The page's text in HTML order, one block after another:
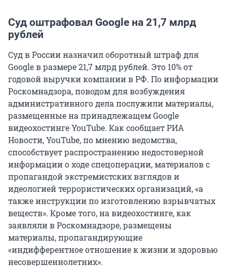
Суд оштрафовал Google на 21,7 млрд
рублей
Суд в России назначил оборотный штраф для
Google в размере 21,7 млрд рублей. Это 10% от
годовой выручки компании в РФ. По информации
Роскомнадзора, поводом для возбуждения
административного дела послужили материалы,
размещенные на принадлежащем Google
видеохостинге YouTube. Как сообщает РИА
Новости, YouTube, по мнению ведомства,
способствует распространению недостоверной
информации о ходе спецоперации, материалов с
пропагандой экстремистских взглядов и
идеологией террористических организаций, «а
также инструкции по изготовлению взрывчатых
веществ». Кроме того, на видеохостинге, как
заявляли в Роскомнадзоре, размещены
материалы, пропагандирующие
«индифферентное отношение к жизни и здоровью
несовершеннолетних».